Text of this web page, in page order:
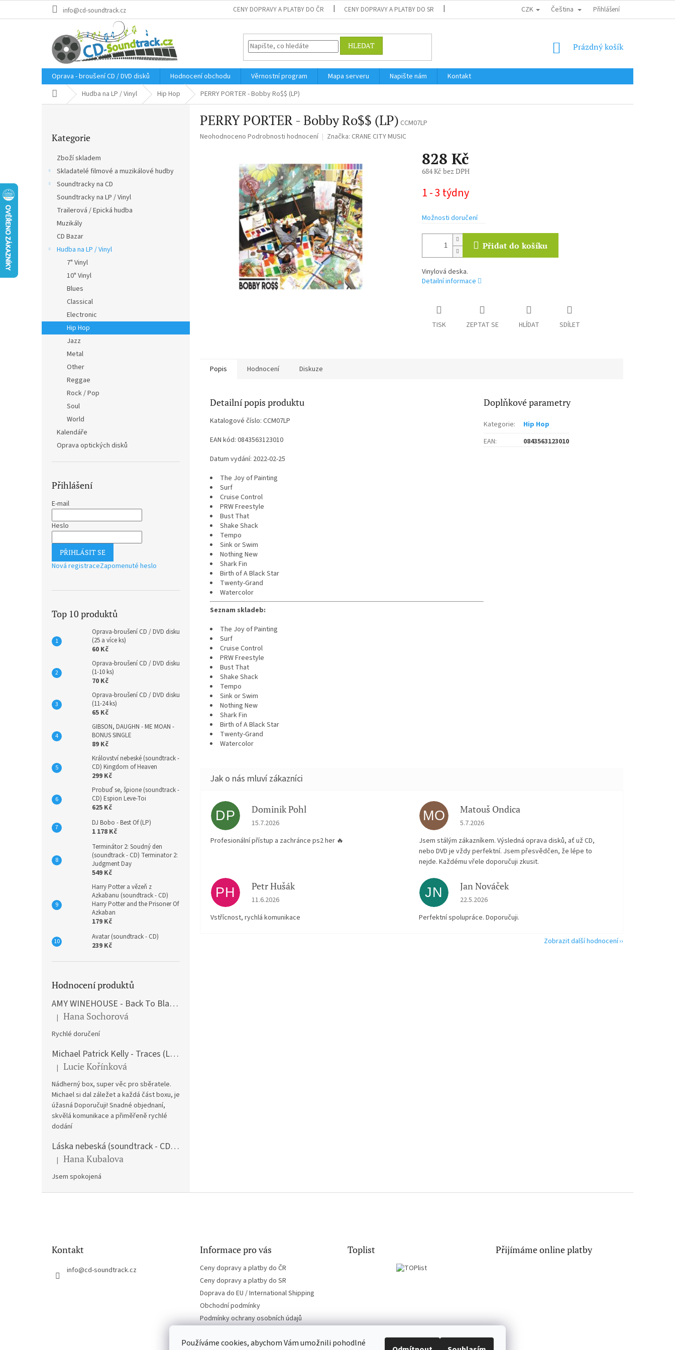
Používáme cookies, abychom Vám umožnili pohodlné
info@cd-soundtrack.cz CENY DOPRAVY A PLATBY DO ČR CENY DOPRAVY A PLATBY DO SR DOPRAVA DO EU / INTERNATIONAL SHIPPING OBCHODNÍ PODMÍNKY
CZK Čeština Přihlášení
HLEDAT
NÁKUPNÍ
Prázdný košík
Oprava - broušení CD / DVD disků Hodnocení obchodu Věrnostní program Mapa serveru Napište nám
Kontakt
Domů Hudba na LP / Vinyl Hip Hop PERRY PORTER - Bobby Ro$$ (LP)
kategorie
Kategorie
Zboží skladem
Skladatelé filmové a muzikálové hudby
Soundtracky na CD
Soundtracky na LP / Vinyl
Trailerová / Epická hudba
Muzikály
CD Bazar
Hudba na LP / Vinyl
7" Vinyl
10" Vinyl
Blues
Classical
Electronic
Hip Hop
Jazz
Metal
Other
Reggae
Rock / Pop
Soul
World
Kalendáře
Oprava optických disků
Přihlášení
E-mail
Heslo
PŘIHLÁSIT SE
Nová registraceZapomenuté heslo
Top 10 produktů
Oprava-broušení CD / DVD disku
(25 a více ks)
60 Kč
Oprava-broušení CD / DVD disku
(1-10 ks)
70 Kč
Oprava-broušení CD / DVD disku
(11-24 ks)
65 Kč
GIBSON, DAUGHN - ME MOAN -
BONUS SINGLE
89 Kč
Království nebeské (soundtrack -
CD) Kingdom of Heaven
299 Kč
Probuď se, špione (soundtrack -
CD) Espion Leve-Toi
625 Kč
DJ Bobo - Best Of (LP)
1 178 Kč
Terminátor 2: Soudný den
(soundtrack - CD) Terminator 2:
Judgment Day
549 Kč
Harry Potter a vězeň z
Azkabanu (soundtrack - CD)
Harry Potter and the Prisoner Of
Azkaban
179 Kč
Avatar (soundtrack - CD)
239 Kč
Hodnocení produktů
AMY WINEHOUSE - Back To Black (LP)
Hodnocení produktu je 5 z 5 hvězdiček.
| Hana Sochorová
Rychlé doručení
Michael Patrick Kelly - Traces (Limited Edition) (Premium Box-Set) (LP)
Hodnocení produktu je 5 z 5 hvězdiček.
| Lucie Kořínková
Nádherný box, super věc pro sběratele.
Michael si dal záležet a každá část boxu, je
úžasná Doporučuji! Snadné objednaní,
skvělá komunikace a přiměřeně rychlé
dodání
Láska nebeská (soundtrack - CD) Love Actually
Hodnocení produktu je 5 z 5 hvězdiček.
| Hana Kubalova
Jsem spokojená
PERRY PORTER - Bobby Ro$$ (LP) CCM07LP
Průměrné
Neohodnoceno Podrobnosti hodnocení Značka: CRANE CITY MUSIC
828 Kč
684 Kč bez DPH
cena:
1 - 3 týdny
Možnosti doručení
Přidat do košíku
Vinylová deska.
Detailní informace
TISK ZEPTAT SE HLÍDAT SDÍLET
Popis Hodnocení Diskuze
Detailní popis produktu
Katalogové číslo: CCM07LP
EAN kód: 0843563123010
Datum vydání: 2022-02-25
The Joy of Painting
Surf
Cruise Control
PRW Freestyle
Bust That
Shake Shack
Tempo
Sink or Swim
Nothing New
Shark Fin
Birth of A Black Star
Twenty-Grand
Watercolor
Seznam skladeb:
The Joy of Painting
Surf
Cruise Control
PRW Freestyle
Bust That
Shake Shack
Tempo
Sink or Swim
Nothing New
Shark Fin
Birth of A Black Star
Twenty-Grand
Watercolor
Doplňkové parametry
Kategorie:
Hip Hop
EAN: 0843563123010
DP Dominik Pohl
Hodnocení obchodu je 5 z 5 hvězdiček.
15.7.2026
Profesionální přístup a zachránce ps2 her 🔥
MO Matouš Ondica
Hodnocení obchodu je 5 z 5 hvězdiček.
5.7.2026
Jsem stálým zákazníkem. Výsledná oprava disků, ať už CD,
nebo DVD je vždy perfektní. Jsem přesvědčen, že lépe to
nejde. Každému vřele doporučuji zkusit.
PH Petr Hušák
Hodnocení obchodu je 5 z 5 hvězdiček.
11.6.2026
Vstřícnost, rychlá komunikace
JN Jan Nováček
Hodnocení obchodu je 5 z 5 hvězdiček.
22.5.2026
Perfektní spolupráce. Doporučuji.
Zobrazit další hodnocení
Kontakt
info@cd-soundtrack.cz
Informace pro vás
Ceny dopravy a platby do ČR
Ceny dopravy a platby do SR
Doprava do EU / International Shipping
Obchodní podmínky
Podmínky ochrany osobních údajů
Toplist Přijímáme online platby